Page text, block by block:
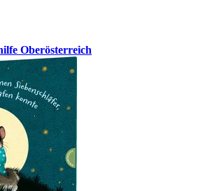
Oberösterreich